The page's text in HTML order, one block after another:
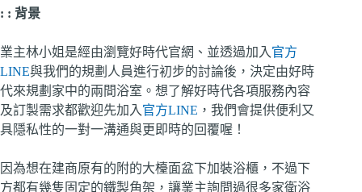
: : 背景
業主林小姐是經由瀏覽好時代官網、並透過加入 官方
LINE與我們的規劃人員進行初步的討論後，決定由好時
代來規劃家中的兩間浴室。想了解好時代各項服務內容
及訂製需求都歡迎先加入 官方LINE ，我們會提供便利又
具隱私性的一對一溝通與更即時的回覆喔！
因為想在建商原有的附的大檯面盆下加裝浴櫃，不過下
方都有幾隻固定的鐵製角架，讓業主詢問過很多家衛浴